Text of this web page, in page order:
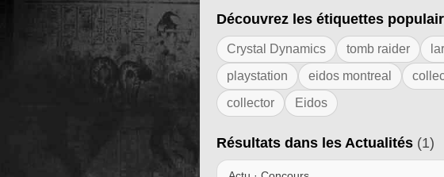
Résultats de l'étiquette
Découvrez les étiquettes
Crystal Dynamics tomb raider
playstation
eidos montreal
collector
Eidos
Résultats dans les Actualités (1)